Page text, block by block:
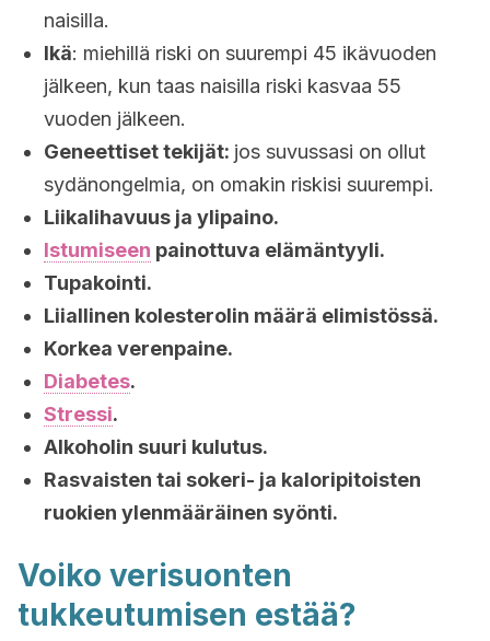
naisilla.
Ikä: miehillä riski on suurempi 45 ikävuoden
jälkeen, kun taas naisilla riski kasvaa 55
vuoden jälkeen.
Geneettiset tekijät: jos suvussasi on ollut
sydänongelmia, on omakin riskisi suurempi.
Liikalihavuus ja ylipaino.
Istumiseen painottuva elämäntyyli.
Tupakointi.
Liiallinen kolesterolin määrä elimistössä.
Korkea verenpaine.
Diabetes.
Stressi.
Alkoholin suuri kulutus.
Rasvaisten tai sokeri- ja kaloripitoisten
ruokien ylenmääräinen syönti.
Voiko verisuonten
tukkeutumisen estää?